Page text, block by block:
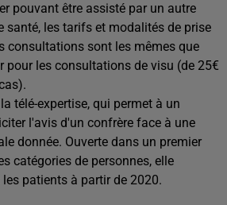
pouvant être assisté par un autre
santé, les tarifs et modalités de prise
consultations sont les mêmes que
pour les consultations de visu (de 25€
télé-expertise, qui permet à un
l'avis d'un confrère face à une
donnée. Ouverte dans un premier
catégories de personnes, elle
patients à partir de 2020.